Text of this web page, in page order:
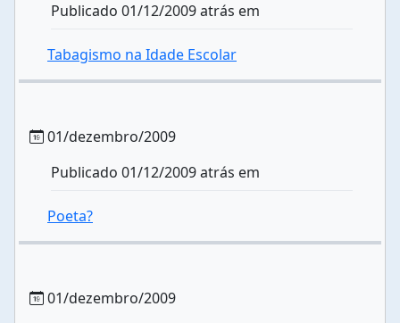
Publicado 01/12/2009 atrás em
Tabagismo na Idade Escolar
01/dezembro/2009
Publicado 01/12/2009 atrás em
Poeta?
01/dezembro/2009